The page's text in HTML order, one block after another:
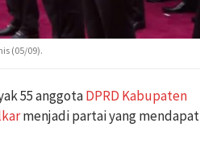
(05/09).
55 anggotaDPRD Kabupaten
menjadi partai yang mendapat